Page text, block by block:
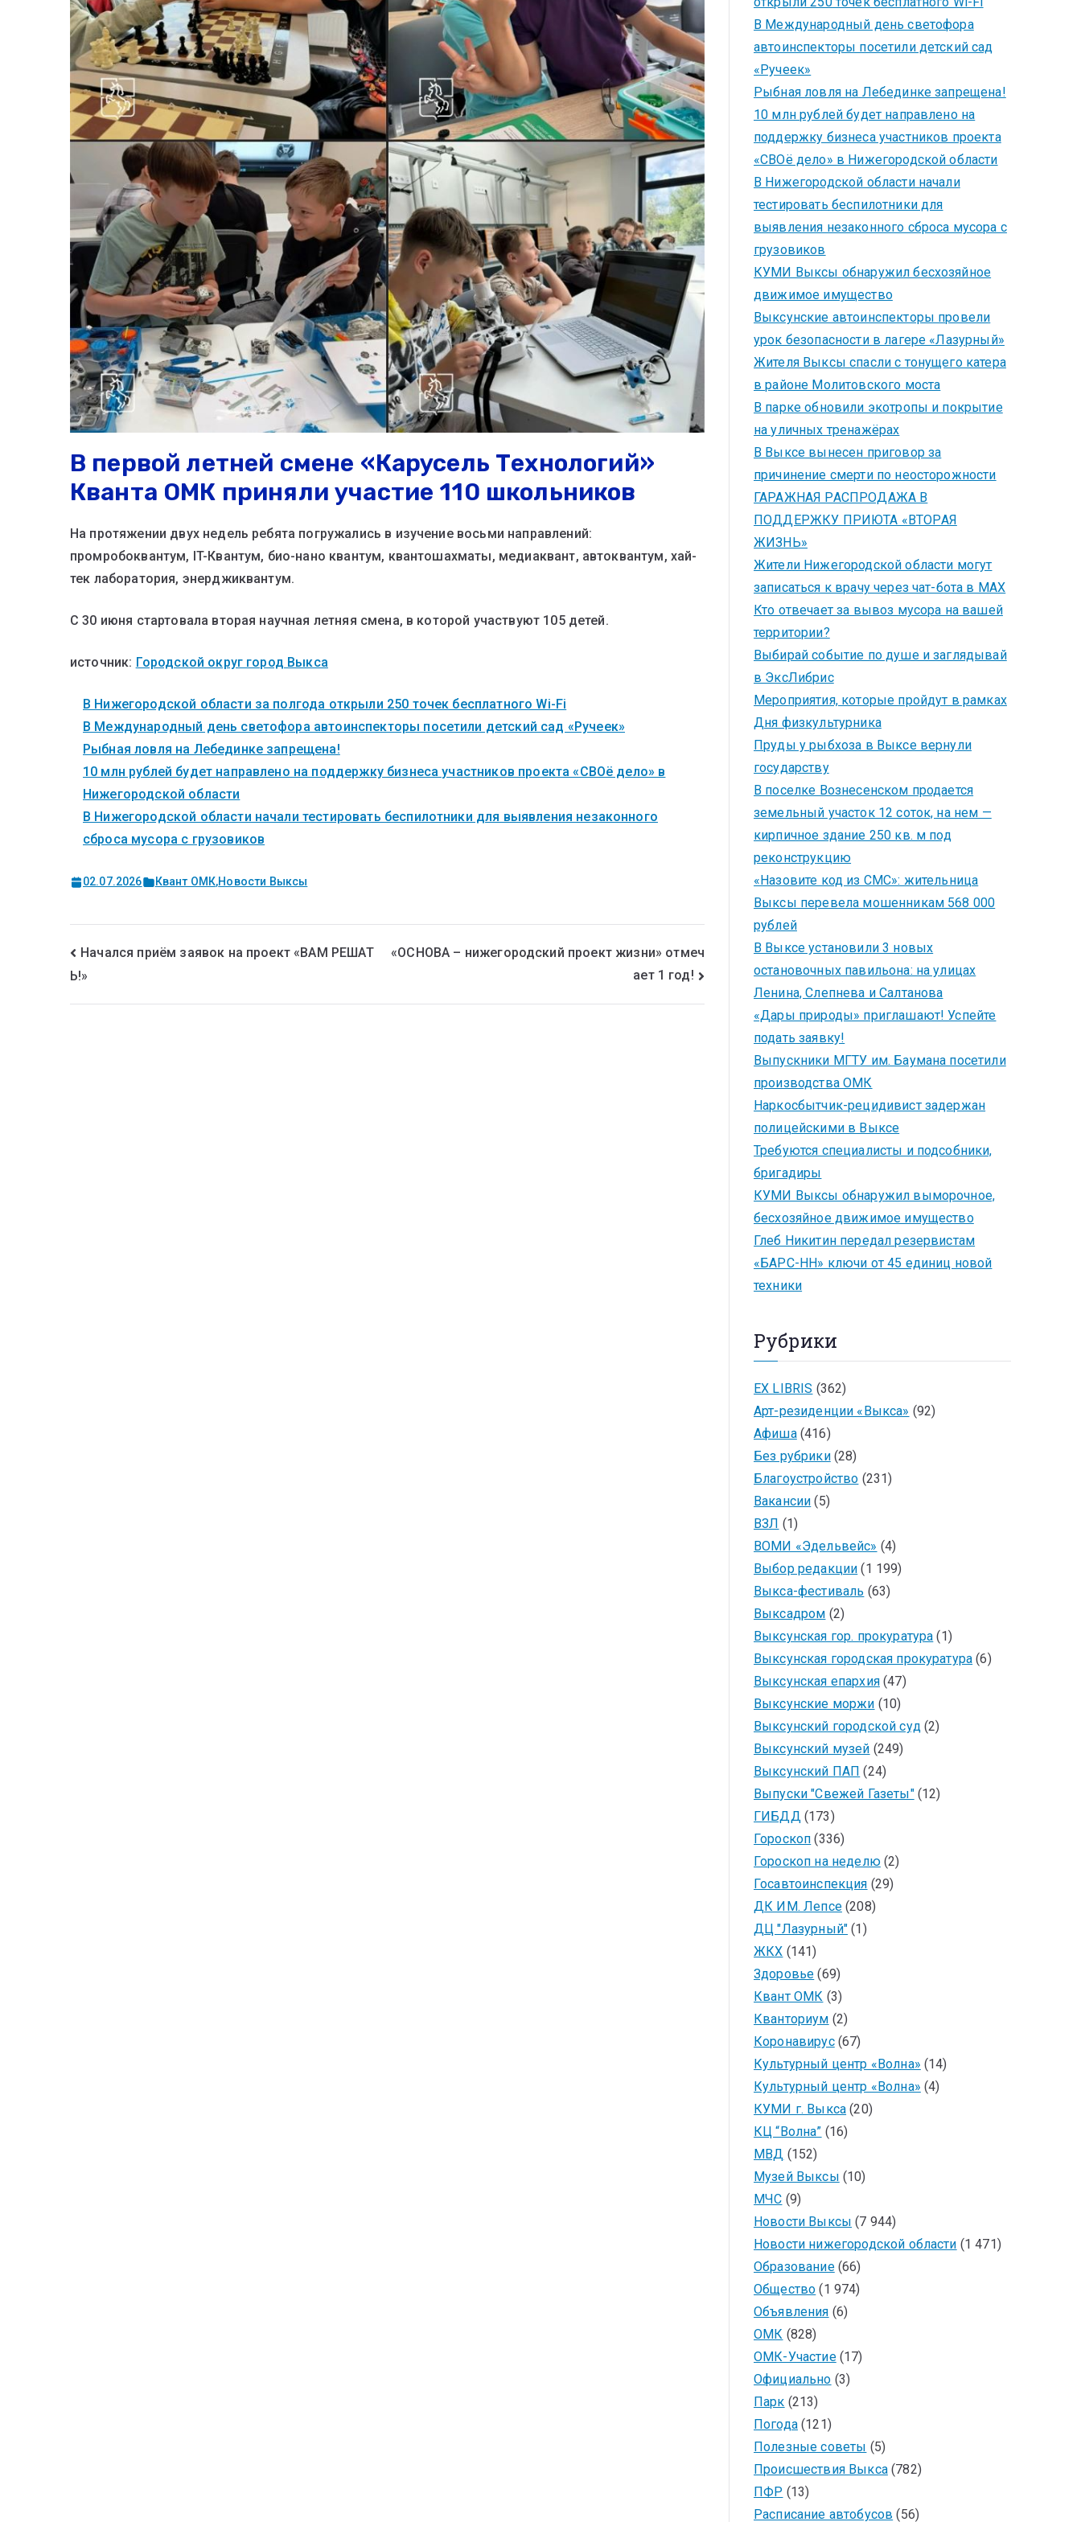
В первой летней смене «Карусель Технологий»
Кванта ОМК приняли участие 110 школьников
На протяжении двух недель ребята погружались в изучение восьми направлений:
промробоквантум, IT-Квантум, био-нано квантум, квантошахматы, медиаквант, автоквантум, хай-
тек лаборатория, энерджиквантум.
С 30 июня стартовала вторая научная летняя смена, в которой участвуют 105 детей.
источник: Городской округ город Выкса
В Нижегородской области за полгода открыли 250 точек бесплатного Wi-Fi
В Международный день светофора автоинспекторы посетили детский сад «Ручеек»
Рыбная ловля на Лебединке запрещена!
10 млн рублей будет направлено на поддержку бизнеса участников проекта «СВОё дело» в
Нижегородской области
В Нижегородской области начали тестировать беспилотники для выявления незаконного
сброса мусора с грузовиков
02.07.2026 Квант ОМК,Новости Выксы
Начался приём заявок на проект «ВАМ РЕШАТ
Ь!»
«ОСНОВА – нижегородский проект жизни» отмеч
ает 1 год!
В Международный день светофора
автоинспекторы посетили детский сад
«Ручеек»
Рыбная ловля на Лебединке запрещена!
10 млн рублей будет направлено на
поддержку бизнеса участников проекта
«СВОё дело» в Нижегородской области
В Нижегородской области начали
тестировать беспилотники для
выявления незаконного сброса мусора с
грузовиков
КУМИ Выксы обнаружил бесхозяйное
движимое имущество
Выксунские автоинспекторы провели
урок безопасности в лагере «Лазурный»
Жителя Выксы спасли с тонущего катера
в районе Молитовского моста
В парке обновили экотропы и покрытие
на уличных тренажёрах
В Выксе вынесен приговор за
причинение смерти по неосторожности
ГАРАЖНАЯ РАСПРОДАЖА В
ПОДДЕРЖКУ ПРИЮТА «ВТОРАЯ
ЖИЗНЬ»
Жители Нижегородской области могут
записаться к врачу через чат-бота в MAX
Кто отвечает за вывоз мусора на вашей
территории?
Выбирай событие по душе и заглядывай
в ЭксЛибрис
Мероприятия, которые пройдут в рамках
Дня физкультурника
Пруды у рыбхоза в Выксе вернули
государству
В поселке Вознесенском продается
земельный участок 12 соток, на нем —
кирпичное здание 250 кв. м под
реконструкцию
«Назовите код из СМС»: жительница
Выксы перевела мошенникам 568 000
рублей
В Выксе установили 3 новых
остановочных павильона: на улицах
Ленина, Слепнева и Салтанова
«Дары природы» приглашают! Успейте
подать заявку!
Выпускники МГТУ им. Баумана посетили
производства ОМК
Наркосбытчик-рецидивист задержан
полицейскими в Выксе
Требуются специалисты и подсобники,
бригадиры
КУМИ Выксы обнаружил выморочное,
бесхозяйное движимое имущество
Глеб Никитин передал резервистам
«БАРС-НН» ключи от 45 единиц новой
техники
Рубрики
EX LIBRIS (362)
Арт-резиденции «Выкса» (92)
Афиша(416)
Без рубрики(28)
Благоустройство (231)
Вакансии (5)
ВЗЛ (1)
ВОМИ «Эдельвейс» (4)
Выбор редакции (1 199)
Выкса-фестиваль (63)
Выксадром (2)
Выксунская гор. прокуратура (1)
Выксунская городская прокуратура (6)
Выксунская епархия(47)
Выксунские моржи (10)
Выксунский городской суд(2)
Выксунский музей (249)
Выксунский ПАП (24)
Выпуски "Свежей Газеты"(12)
ГИБДД(173)
Гороскоп (336)
Гороскоп на неделю(2)
Госавтоинспекция (29)
ДК ИМ. Лепсе(208)
ДЦ "Лазурный" (1)
ЖКХ (141)
Здоровье (69)
Квант ОМК (3)
Кванториум (2)
Коронавирус(67)
Культурный центр «Волна» (14)
Культурный центр «Волна» (4)
КУМИ г. Выкса (20)
КЦ “Волна” (16)
МВД (152)
Музей Выксы (10)
МЧС (9)
Новости Выксы (7 944)
Новости нижегородской области (1 471)
Образование(66)
Общество (1 974)
Объявления (6)
ОМК (828)
ОМК-Участие(17)
Официально (3)
Парк (213)
Погода(121)
Полезные советы (5)
Происшествия Выкса(782)
ПФР (13)
Расписание автобусов (56)